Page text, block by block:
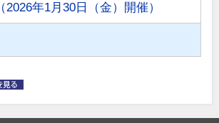
（2026年1月30日（金）開催）